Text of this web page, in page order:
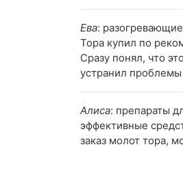
Ева:
Тора купил по
Сразу понял, что
устранил
Алиса: препараты
эффективные
заказ молот тора,